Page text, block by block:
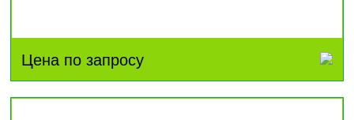
Цена по запросу